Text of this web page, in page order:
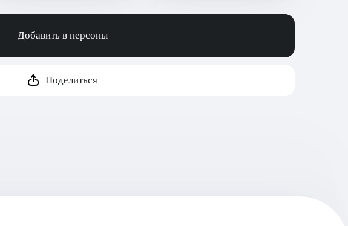
Добавить в персоны
Поделиться